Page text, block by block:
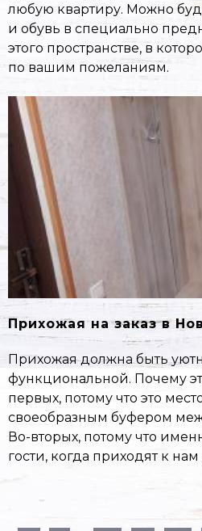
любую квартиру. Можно
и обувь в специально
этого пространстве, в
по вашим пожеланиям.
Прихожая на заказ в
Прихожая должна быть
функциональной. Почему
первых, потому что это
своеобразным буфером
Во-вторых, потому что
гости, когда приходят к